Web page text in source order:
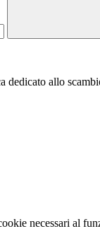
allo
necessari al